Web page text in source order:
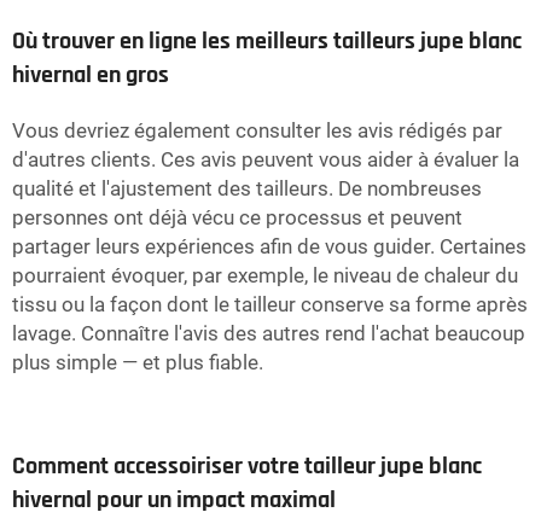
Où trouver en ligne les meilleurs tailleurs jupe blanc
hivernal en gros
Vous devriez également consulter les avis rédigés par
d'autres clients. Ces avis peuvent vous aider à évaluer la
qualité et l'ajustement des tailleurs. De nombreuses
personnes ont déjà vécu ce processus et peuvent
partager leurs expériences afin de vous guider. Certaines
pourraient évoquer, par exemple, le niveau de chaleur du
tissu ou la façon dont le tailleur conserve sa forme après
lavage. Connaître l'avis des autres rend l'achat beaucoup
plus simple — et plus fiable.
Comment accessoiriser votre tailleur jupe blanc
hivernal pour un impact maximal